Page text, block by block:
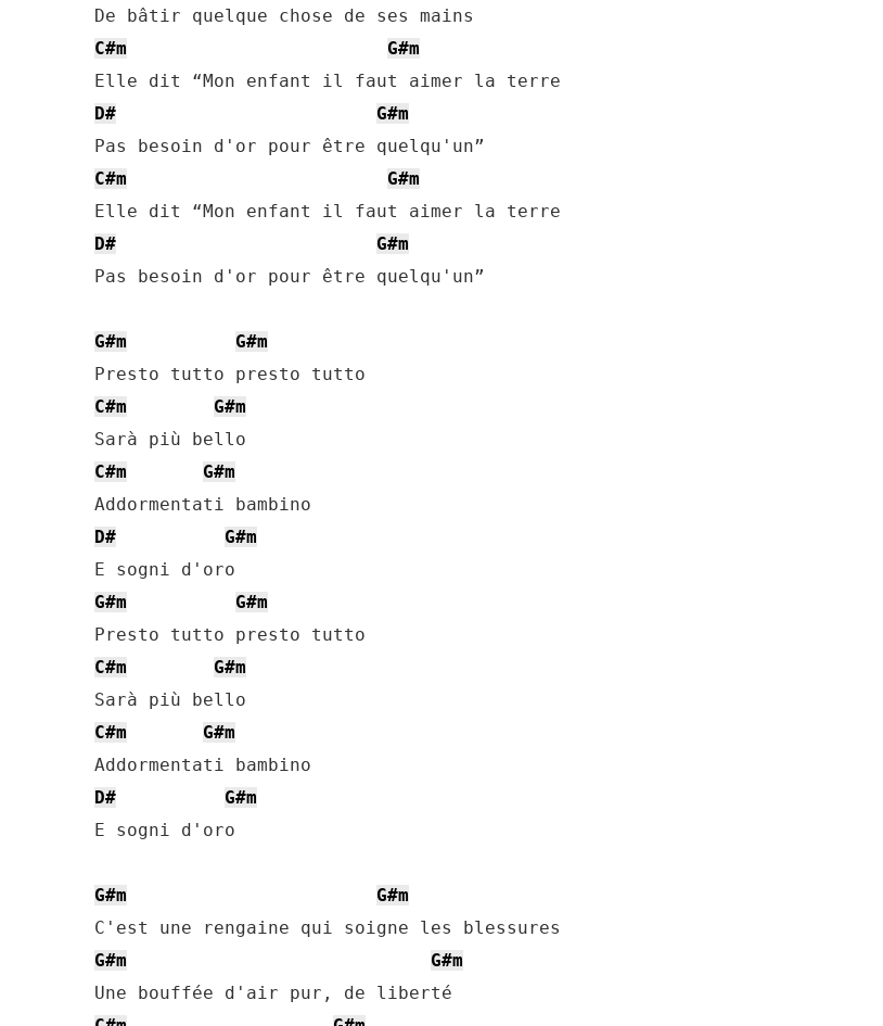
C#m
G#m
D#
G#m
C#m
G#m
D#
G#m
Pas besoin d'or pour être quelqu'un”
G#m
G#m
C#m
G#m
C#m
G#m
D#
G#m
G#m
G#m
C#m
G#m
C#m
G#m
D#
G#m
E sogni d'oro
G#m
G#m
G#m
G#m